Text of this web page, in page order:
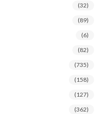
(32)
(89)
(6)
(82)
(735)
(158)
(127)
(362)